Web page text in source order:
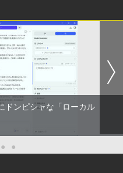
ドンピシャな「ローカル
● ●